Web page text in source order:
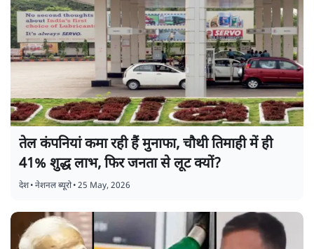
तेल कंपनियां कमा रही हैं मुनाफा, चौथी तिमाही में ही
41% शुद्ध लाभ, फिर जनता से लूट क्यों?
देश•नेशनल ब्यूरो•25 May, 2026